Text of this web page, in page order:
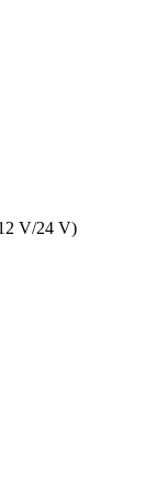
V/24 V)